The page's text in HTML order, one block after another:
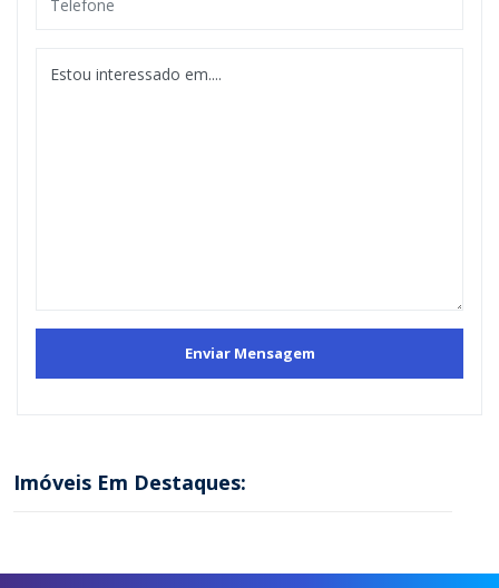
Imóveis Em Destaques: